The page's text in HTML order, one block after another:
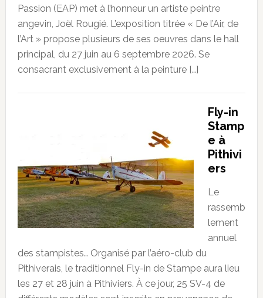
Passion (EAP) met à l’honneur un artiste peintre
angevin, Joël Rougié. L’exposition titrée « De l’Air, de
l’Art » propose plusieurs de ses oeuvres dans le hall
principal, du 27 juin au 6 septembre 2026. Se
consacrant exclusivement à la peinture […]
Fly-in
Stamp
e à
Pithivi
ers
Le
rassemb
lement
annuel
des stampistes… Organisé par l’aéro-club du
Pithiverais, le traditionnel Fly-in de Stampe aura lieu
les 27 et 28 juin à Pithiviers. À ce jour, 25 SV-4 de